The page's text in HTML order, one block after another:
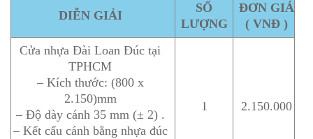
DIỄN GIẢI
SỐ
LƯỢNG
ĐƠN GIÁ
( VNĐ )
Cửa nhựa Đài Loan Đúc tại
TPHCM
– Kích thước: (800 x
2.150)mm
– Độ dày cánh 35 mm (± 2) .
– Kết cấu cánh bằng nhựa đúc
1 2.150.000